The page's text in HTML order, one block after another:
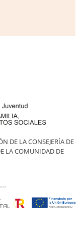
DE LA CONSEJERÍA DE
LA COMUNIDAD DE